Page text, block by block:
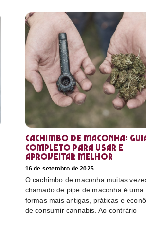
Cachimbo de maconha:
completo para usar e
aproveitar melhor
16 de setembro de 2025
O cachimbo de maconha muitas
chamado de pipe de maconha é uma
formas mais antigas, práticas e
de consumir cannabis. Ao contrário